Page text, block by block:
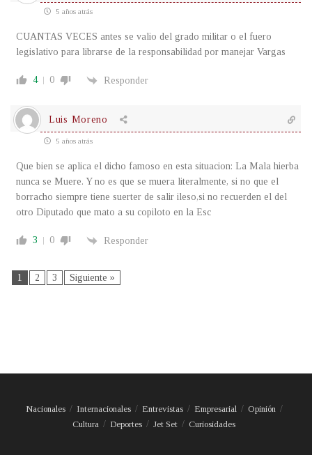
5 años atrás
CUANTAS VECES antes se valio del grado militar o el fuero
legislativo para librarse de la responsabilidad por manejar Vargas
4 0 Responder
Luis Moreno
5 años atrás
Que bien se aplica el dicho famoso en esta situacion: La Mala hierba
nunca se Muere. Y no es que se muera literalmente, si no que el
borracho siempre tiene suerter de salir ileso,si no recuerden el del
otro Diputado que mato a su copiloto en la Esc
3 0 Responder
1 2 3 Siguiente »
Nacionales Internacionales Entrevistas Empresarial
Opinión
Cultura
Deportes Jet Set Curiosidades